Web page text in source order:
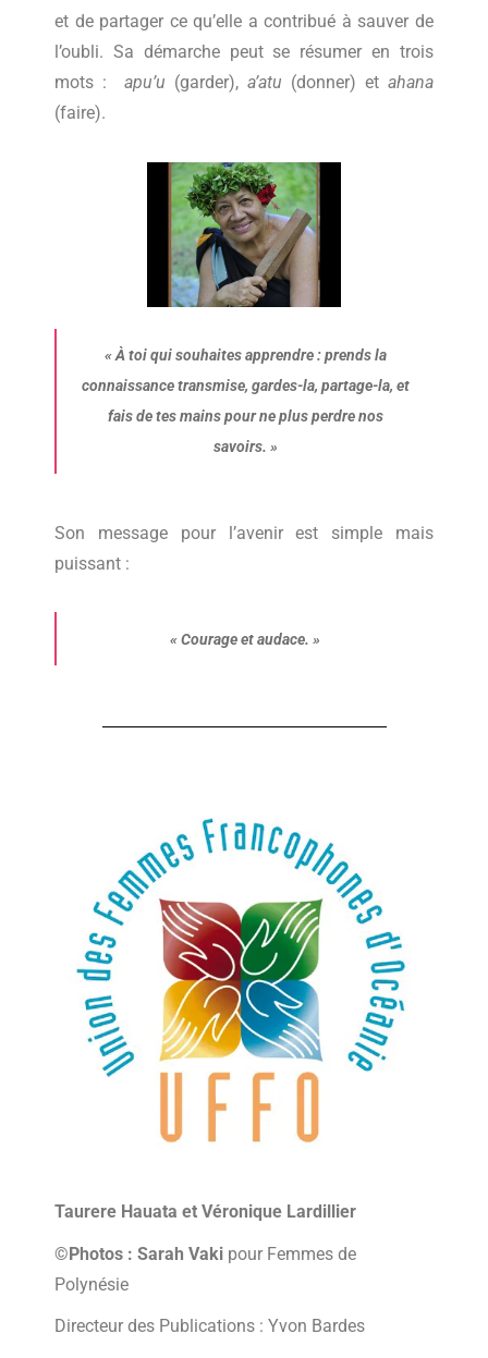
et de partager ce qu’elle a contribué à sauver de
l’oubli. Sa démarche peut se résumer en trois
mots : apu’u (garder), a’atu (donner) et ahana
(faire).
« À toi qui souhaites apprendre : prends la
connaissance transmise, gardes-la, partage-la, et
fais de tes mains pour ne plus perdre nos
savoirs. »
Son message pour l’avenir est simple mais
puissant :
« Courage et audace. »
Taurere Hauata et Véronique Lardillier
©Photos : Sarah Vaki pour Femmes de
Polynésie
Directeur des Publications : Yvon Bardes